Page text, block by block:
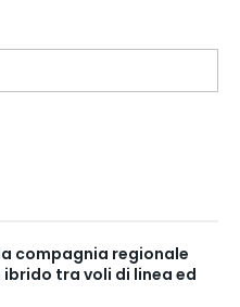
compagnia regionale
ibrido tra voli di linea ed